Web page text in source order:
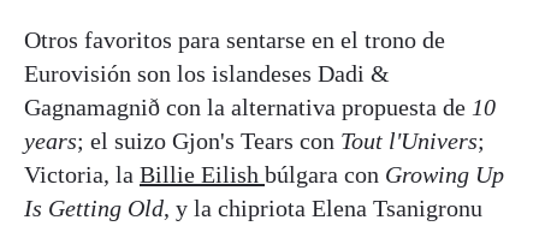
Otros favoritos para sentarse en el trono de
Eurovisión son los islandeses Dadi &
Gagnamagnið con la alternativa propuesta de 10
years; el suizo Gjon's Tears con Tout l'Univers;
Victoria, la Billie Eilish búlgara con Growing Up
Is Getting Old, y la chipriota Elena Tsanigronu